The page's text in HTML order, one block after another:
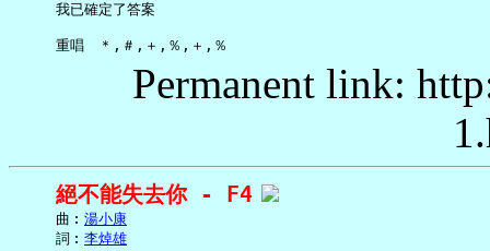
     我已確定了答案
Permanent link:
絕不能失去你 - F4
     曲︰
湯小康
     詞︰
李焯雄